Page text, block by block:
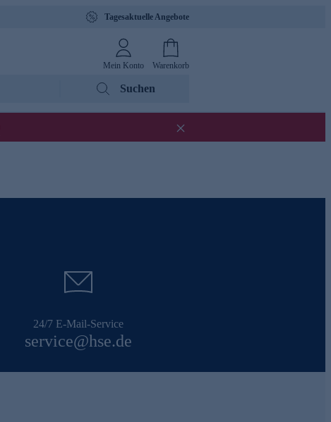
Tagesaktuelle Angebote
Mein Konto Warenkorb
Suchen
24/7 E-Mail-Service
service@hse.de